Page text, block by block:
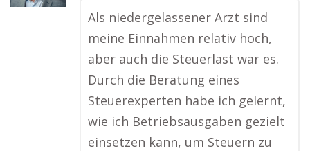
Als niedergelassener Arzt sind
meine Einnahmen relativ hoch,
aber auch die Steuerlast war es.
Durch die Beratung eines
Steuerexperten habe ich gelernt,
wie ich Betriebsausgaben gezielt
einsetzen kann, um Steuern zu